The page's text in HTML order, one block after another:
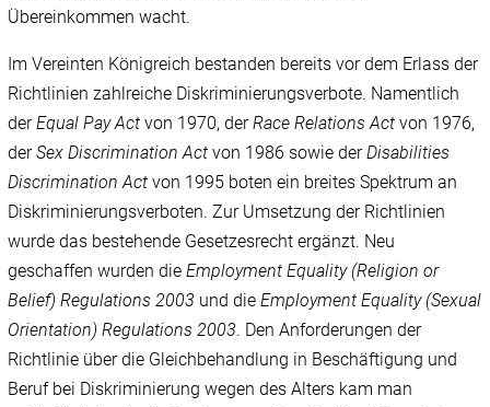
Übereinkommen wacht.
Im Vereinten Königreich bestanden bereits vor dem Erlass der
Richtlinien zahlreiche Diskriminierungsverbote. Namentlich
derEqual Pay Act von 1970, derRace Relations Act von 1976,
derSex Discrimination Act von 1986 sowie derDisabilities
Discrimination Act von 1995 boten ein breites Spektrum an
Diskriminierungsverboten. Zur Umsetzung der Richtlinien
wurde das bestehende Gesetzesrecht ergänzt. Neu
geschaffen wurden dieEmployment Equality (Religion or
Belief) Regulations 2003 und dieEmployment Equality (Sexual
Orientation) Regulations 2003. Den Anforderungen der
Richtlinie über die Gleichbehandlung in Beschäftigung und
Beruf bei Diskriminierung wegen des Alters kam man